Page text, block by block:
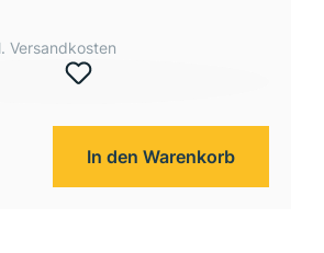
Versandkosten
In den Warenkorb